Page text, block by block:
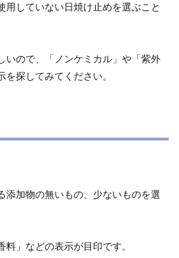
用していない日焼け止めを選ぶこと
ので、
「ノンケミカル」や「紫外
を探してみてください。
添加物の無いもの、少ないものを選
料」 などの表示が目印です。